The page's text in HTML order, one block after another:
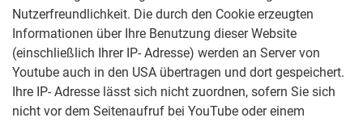
Nutzerfreundlichkeit. Die durch den Cookie erzeugten
Informationen über Ihre Benutzung dieser Website
(einschließlich Ihrer IP- Adresse) werden an Server von
Youtube auch in den USA übertragen und dort gespeichert.
Ihre IP- Adresse lässt sich nicht zuordnen, sofern Sie sich
nicht vor dem Seitenaufruf bei YouTube oder einem